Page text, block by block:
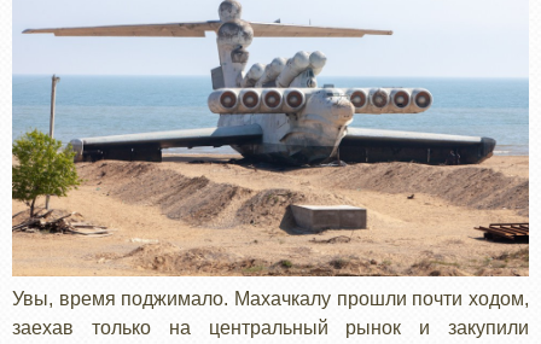
Увы, время поджимало. Махачкалу прошли почти ходом,
заехав только на центральный рынок и закупили